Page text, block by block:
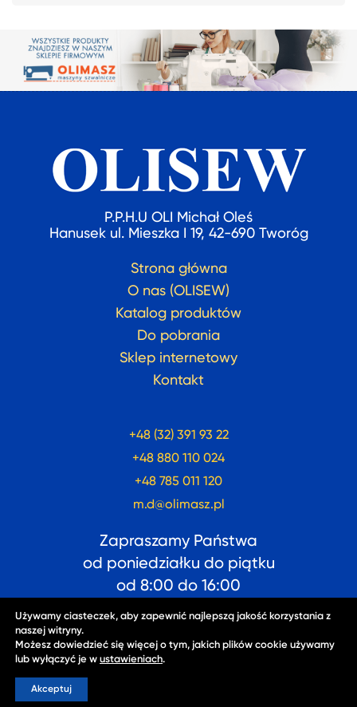
P.P.H.U OLI Michał Oleś
Hanusek ul. Mieszka I 19, 42-690 Tworóg
Strona główna
O nas (OLISEW)
Katalog produktów
Do pobrania
Sklep internetowy
Kontakt
+48 (32) 391 93 22
+48 880 110 024
+48 785 011 120
m.d@olimasz.pl
Zapraszamy Państwa
od poniedziałku do piątku
od 8:00 do 16:00
Używamy ciasteczek, aby zapewnić najlepszą jakość korzystania z
naszej witryny.
Możesz dowiedzieć się więcej o tym, jakich plików cookie używamy
lub wyłączyć je w ustawieniach.
Akceptuj